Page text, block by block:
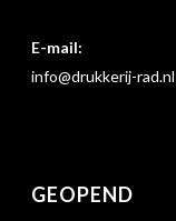
E-mail:
info@drukkerij-rad.nl
GEOPEND